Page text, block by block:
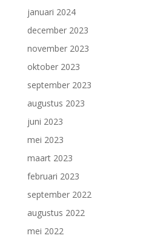
januari 2024
december 2023
november 2023
oktober 2023
september 2023
augustus 2023
juni 2023
mei 2023
maart 2023
februari 2023
september 2022
augustus 2022
mei 2022